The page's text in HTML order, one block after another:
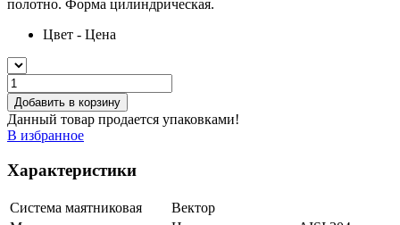
полотно. Форма цилиндрическая.
Цвет - Цена
Добавить в корзину
Данный товар продается упаковками!
В избранное
Характеристики
Система маятниковая
Вектор